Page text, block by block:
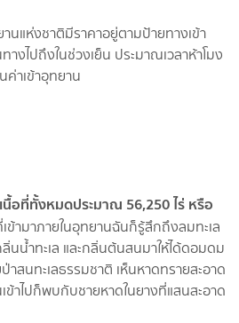
นแห่งชาติมีราคาอยู่ตามป้ายทางเข้า
งไปถึงในช่วงเย็น ประมาณเวลาห้าโมง
ค่าเข้าอุทยาน
อที่ทั้งหมดประมาณ 56,250 ไร่ หรือ
ข้ามาภายในอุทยานฉันก็รู้สึกถึงลมทะเล
นน้ำทะเล และกลิ่นต้นสนมาให้ได้ดอมดม
สนทะเลธรรมชาติ เห็นหาดทรายสะอาด
ข้าไปก็พบกับชายหาดในยางที่แสนสะอาด